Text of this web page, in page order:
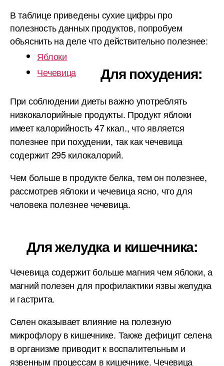
В таблице приведены сухие цифры про
полезность данных продуктов, попробуем
объяснить на деле что действительно полезнее:
Яблоки
Чечевица
Для похудения:
При соблюдении диеты важно употреблять
низкокалорийные продукты. Продукт яблоки
имеет калорийность 47 ккал., что является
полезнее при похудении, так как чечевица
содержит 295 килокалорий.
Чем больше в продукте белка, тем он полезнее,
рассмотрев яблоки и чечевица ясно, что для
человека полезнее чечевица.
Для желудка и кишечника:
Чечевица содержит больше магния чем яблоки, а
магний полезен для профилактики язвы желудка
и гастрита.
Селен оказывает влияние на полезную
микрофлору в кишечнике. Также дефицит селена
в организме приводит к воспалительным и
язвенным процессам в кишечнике. Чечевица